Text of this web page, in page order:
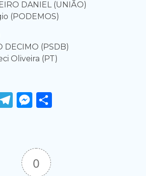
DANIEL (UNIÃO)
(PODEMOS)
DECIMO (PSDB)
Oliveira (PT)
Telegram
Messenger
0